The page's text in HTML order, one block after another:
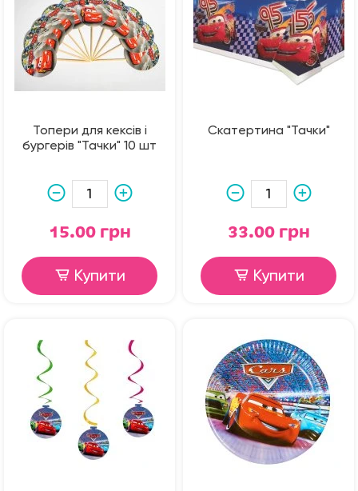
Топери для кексів і
бургерів "Тачки" 10 шт
15.00 грн
Купити
Скатертина "Тачки"
33.00 грн
Купити